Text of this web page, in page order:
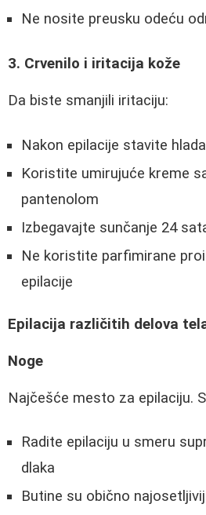
Ne nosite preusku odeću
3. Crvenilo i iritacija kože
Da biste smanjili iritaciju:
Nakon epilacije stavite
Koristite umirujuće kreme
pantenolom
Izbegavajte sunčanje 24
Ne koristite parfimirane
epilacije
Epilacija različitih delova
Noge
Najčešće mesto za epilaciju.
Radite epilaciju u smeru
dlaka
Butine su obično